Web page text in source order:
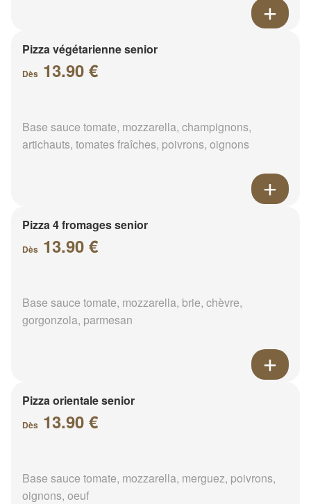
Pizza végétarienne senior
Dès 13.90 €
Base sauce tomate, mozzarella, champignons,
artichauts, tomates fraîches, poivrons, oignons
Pizza 4 fromages senior
Dès 13.90 €
Base sauce tomate, mozzarella, brie, chèvre,
gorgonzola, parmesan
Pizza orientale senior
Dès 13.90 €
Base sauce tomate, mozzarella, merguez, poivrons,
oignons, oeuf